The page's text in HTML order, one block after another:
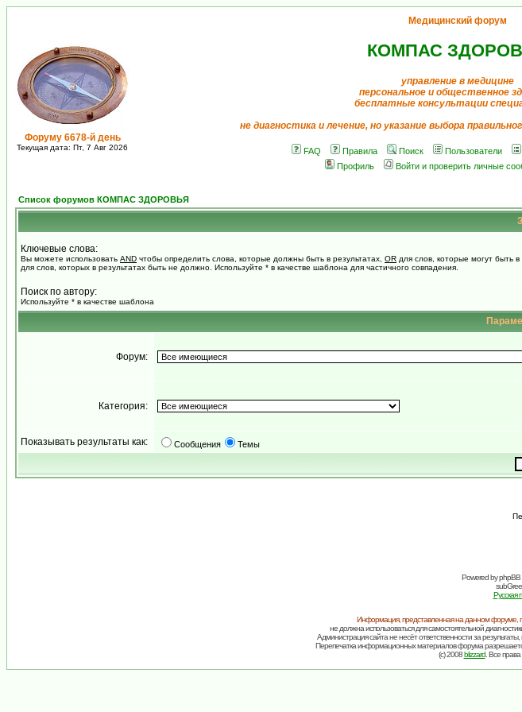
Форуму 6678-й день
Текущая дата: Пт, 7 Авг 2026
Медицинский форум
КОМПАС
управление в медицине
персональное и общественное
бесплатные консультации
не диагностика и лечение, но указание выбора
FAQ Правила Поиск Пользователи
Профиль
Войти и проверить личные
Список форумов КОМПАС ЗДОРОВЬЯ
Ключевые слова:
Вы можете использовать AND чтобы определить слова, которые должны быть в результатах, OR для слов, которые могут быть в
для слов, которых в результатах быть не должно. Используйте * в качестве шаблона для частичного совпадения.
Поиск по автору:
Используйте * в качестве шаблона
Форум:
Категория:
Показывать результаты как: Сообщения Темы
Powered byphpBB
Русская
Информация, представленная на данном форуме,
не должна использоваться для самостоятельной
Администрация сайта не несёт ответственности за
Перепечатка информационных материалов форума
(c) 2008blizzard. Все